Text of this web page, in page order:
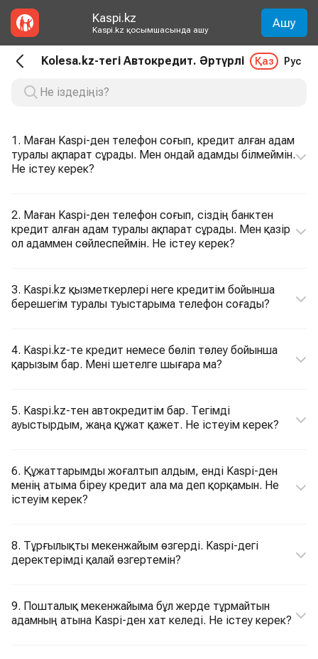
Kaspi.kz
Kaspi.kz қосымшасында ашу Ашу
Kolesa.kz-тегі Автокредит. Әртүрлі Қаз Рус
1. Маған Kaspi-ден телефон соғып, кредит алған адам
туралы ақпарат сұрады. Мен ондай адамды білмеймін.
Не істеу керек?
2. Маған Kaspi-ден телефон соғып, сіздің банктен
кредит алған адам туралы ақпарат сұрады. Мен қазір
ол адаммен сөйлеспеймін. Не істеу керек?
3. Kaspi.kz қызметкерлері неге кредитім бойынша
берешегім туралы туыстарыма телефон соғады?
4. Kaspi.kz-те кредит немесе бөліп төлеу бойынша
қарызым бар. Мені шетелге шығара ма?
5. Kaspi.kz-тен автокредитім бар. Тегімді
ауыстырдым, жаңа құжат қажет. Не істеуім керек?
6. Құжаттарымды жоғалтып алдым, енді Kaspi-ден
менің атыма біреу кредит ала ма деп қорқамын. Не
істеуім керек?
8. Тұрғылықты мекенжайым өзгерді. Kaspi-дегі
деректерімді қалай өзгертемін?
9. Пошталық мекенжайыма бұл жерде тұрмайтын
адамның атына Kaspi-ден хат келеді. Не істеу керек?